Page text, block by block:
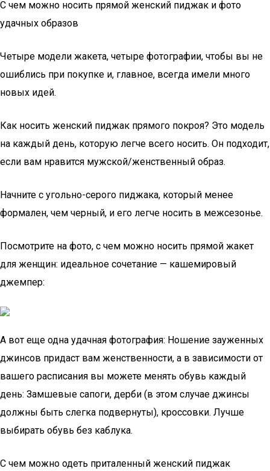
С чем можно носить прямой женский пиджак и фото
удачных образов
Четыре модели жакета, четыре фотографии, чтобы вы не
ошиблись при покупке и, главное, всегда имели много
новых идей.
Как носить женский пиджак прямого покроя? Это модель
на каждый день, которую легче всего носить. Он подходит,
если вам нравится мужской/женственный образ.
Начните с угольно-серого пиджака, который менее
формален, чем черный, и его легче носить в межсезонье.
Посмотрите на фото, с чем можно носить прямой жакет
для женщин: идеальное сочетание — кашемировый
джемпер:
А вот еще одна удачная фотография: Ношение зауженных
джинсов придаст вам женственности, а в зависимости от
вашего расписания вы можете менять обувь каждый
день: Замшевые сапоги, дерби (в этом случае джинсы
должны быть слегка подвернуты), кроссовки. Лучше
выбирать обувь без каблука.
С чем можно одеть приталенный женский пиджак